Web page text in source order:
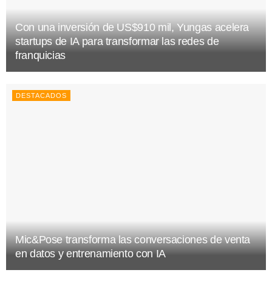
Con una inversión de US$910 mil, Yungas acelera
startups de IA para transformar las redes de
franquicias
DESTACADOS
Mic&Pose transforma las conversaciones de venta
en datos y entrenamiento con IA